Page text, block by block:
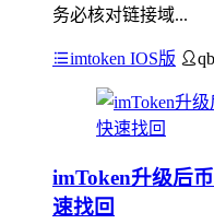
务必核对链接域...
imtoken IOS版
imToken升级后
速找回